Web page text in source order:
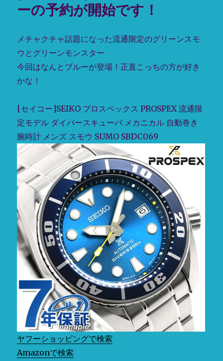
ーの予約が開始です！
メチャクチャ話題になった流通限定のグリーンスモ
ウとグリーンモンスター
今回はなんとブルーが登場！正直こっちの方が好き
かな！
[セイコー]SEIKO プロスペックス PROSPEX 流通限
定モデル ダイバースキューバ メカニカル 自動巻き
腕時計 メンズ スモウ SUMO SBDC069
ヤフーショッピングで検索
Amazonで検索